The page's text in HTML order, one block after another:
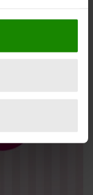
locatie,
zijn
te
te bieden